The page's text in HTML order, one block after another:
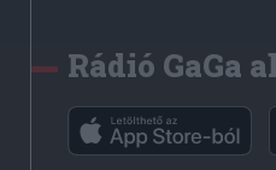
Rádió GaGa